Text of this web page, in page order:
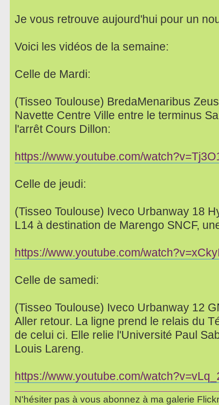
Je vous retrouve aujourd'hui pour un
Voici les vidéos de la semaine:
Celle de Mardi:
(Tisseo Toulouse) BredaMenaribus
Navette Centre Ville entre le terminus
l'arrêt Cours Dillon:
https://www.youtube.com/
Celle de jeudi:
(Tisseo Toulouse) Iveco Urbanway 18
L14 à destination de Marengo SNCF,
https://www.youtube.com/
Celle de samedi:
(Tisseo Toulouse) Iveco Urbanway 12
Aller retour. La ligne prend le relais du
de celui ci. Elle relie l'Université Paul
Louis Lareng.
https://www.youtube.com/
N'hésiter pas à vous abonnez à ma galerie